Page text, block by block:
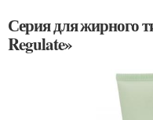
Серия для жирного
Regulate»